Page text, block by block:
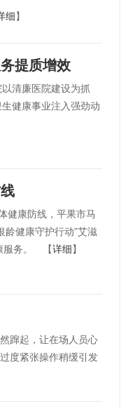
细】
提质增效
清廉医院建设为抓
健康事业注入强劲动
健康防线，平果市马
龄健康守护行动”艾滋
服务。 【详细】
蹿起，让在场人员心
度紧张操作稍缓引发